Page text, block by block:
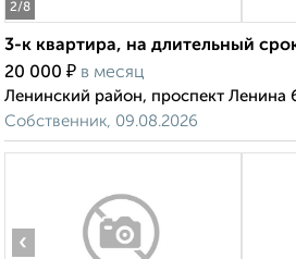
2/8
3-к квартира, на длительный
20 000 ₽ в месяц
Ленинский район, проспект Ленина
Собственник, 09.08.2026
‹